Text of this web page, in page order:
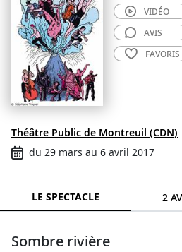
Théâtre Public de Montreuil (CDN)
du 29 mars au 6 avril 2017
VIDÉO
AVIS
FAVORIS
LE SPECTACLE 2
Sombre rivière